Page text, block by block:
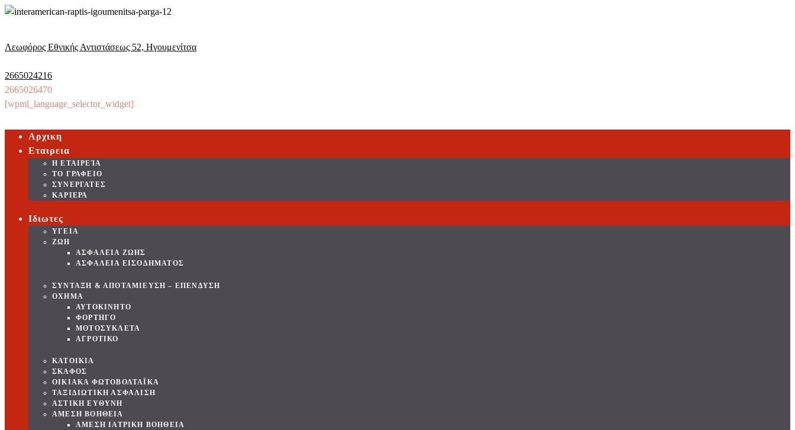
Λεωφόρος Εθνικής Αντιστάσεως 52, Ηγουμενίτσα
2665024216
2665026470
[wpml_language_selector_widget]
Αρχικη
Εταιρεια
Η ΕΤΑΙΡΕΊΑ
ΤΟ ΓΡΑΦΕΙΟ
ΣΥΝΕΡΓΑΤΕΣ
ΚΑΡΙΕΡΑ
Ιδιωτες
ΥΓΕΙΑ
ΖΩΗ
ΑΣΦΑΛΕΙΑ ΖΩΗΣ
ΑΣΦΑΛΕΙΑ ΕΙΣΟΔΗΜΑΤΟΣ
ΣΥΝΤΑΞΗ & ΑΠΟΤΑΜΙΕΥΣΗ – ΕΠΕΝΔΥΣΗ
ΟΧΗΜΑ
ΑΥΤΟΚΙΝΗΤΟ
ΦΟΡΤΗΓΟ
ΜΟΤΟΣΥΚΛΕΤΑ
ΑΓΡΟΤΙΚΟ
ΚΑΤΟΙΚΙΑ
ΣΚΑΦΟΣ
ΟΙΚΙΑΚΑ ΦΩΤΟΒΟΛΤΑΪΚΑ
ΤΑΞΙΔΙΩΤΙΚΗ ΑΣΦΑΛΙΣΗ
ΑΣΤΙΚΗ ΕΥΘΥΝΗ
ΑΜΕΣΗ ΒΟΗΘΕΙΑ
ΑΜΕΣΗ ΙΑΤΡΙΚΗ ΒΟΗΘΕΙΑ